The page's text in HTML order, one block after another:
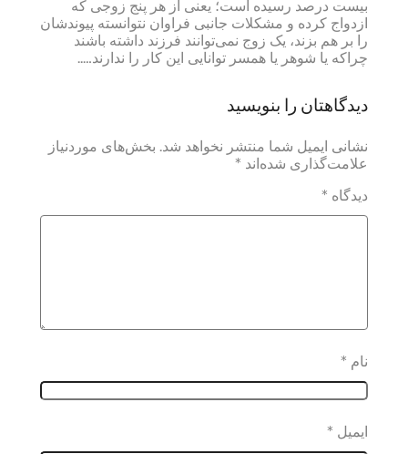
بیست درصد رسیده است؛ یعنی از هر پنج زوجی که
ازدواج کرده و مشکلات جانبی فراوان نتوانسته پیوندشان
را بر هم بزند، یک زوج نمی‌توانند فرزند داشته باشند
چراکه یا شوهر یا همسر توانایی این کار را ندارند…..
دیدگاهتان را بنویسید
نشانی ایمیل شما منتشر نخواهد شد. بخش‌های موردنیاز
علامت‌گذاری شده‌اند *
دیدگاه *
نام *
ایمیل *